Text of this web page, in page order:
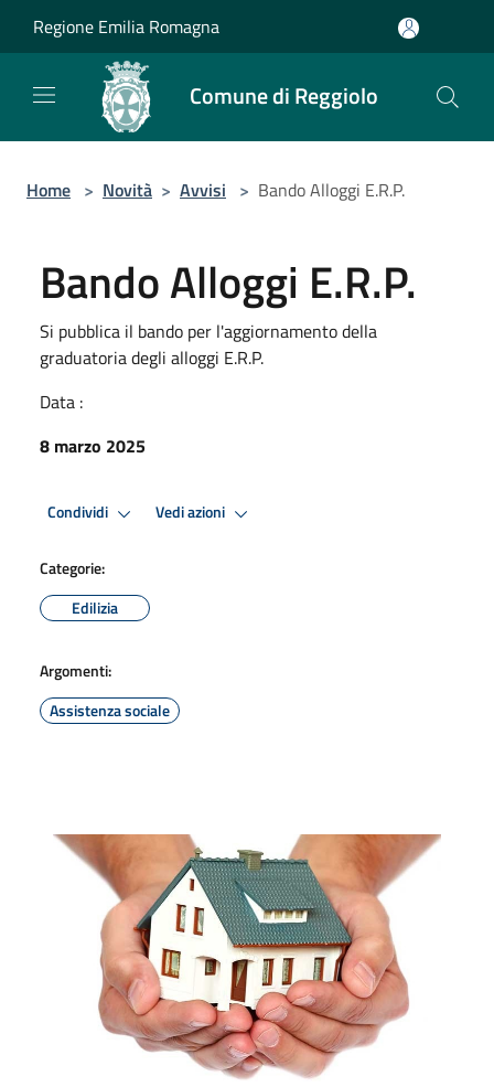
Regione Emilia Romagna
Comune di Reggiolo
Home > Novità > Avvisi > Bando Alloggi E.R.P.
Bando Alloggi E.R.P.
Si pubblica il bando per l'aggiornamento della
graduatoria degli alloggi E.R.P.
Data :
8 marzo 2025
Condividi Vedi azioni
Categorie:
Edilizia
Argomenti:
Assistenza sociale